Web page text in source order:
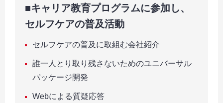
■キャリア教育プログラムに参加し、
セルフケアの普及活動
セルフケアの普及に取組む会社紹介
誰一人とり取り残さないためのユニバーサル
パッケージ開発
Webによる質疑応答